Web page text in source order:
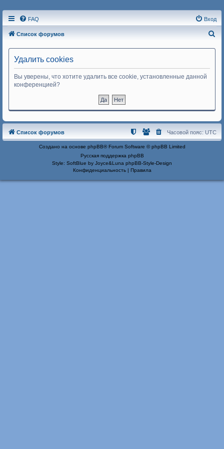
FAQ Вход
Список форумов
Удалить cookies
Вы уверены, что хотите удалить все cookie, установленные данной
конференцией?
Список форумов Часовой пояс: UTC
Создано на основе phpBB® Forum Software © phpBB Limited
Русская поддержка phpBB
Style: SoftBlue by Joyce&Luna phpBB-Style-Design
Конфиденциальность| Правила